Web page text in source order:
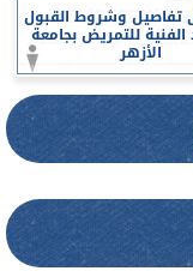
تفاصيل وشروط القبول
الفنية للتمريض بجامعة
الأزهر